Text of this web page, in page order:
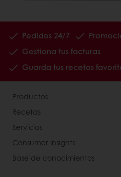
Pedidos 24/7
Gestiona tus facturas
Guarda tus recetas
Productos
Recetas
Servicios
Consumer Insights
Base de conocimientos